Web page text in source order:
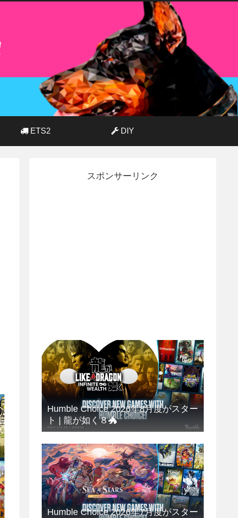
ETS2 DIY
スポンサーリンク
Humble Choice 2026年8月度がスター
ト | 龍が如く８🐲
Humble Choice 2026年7月度がスター